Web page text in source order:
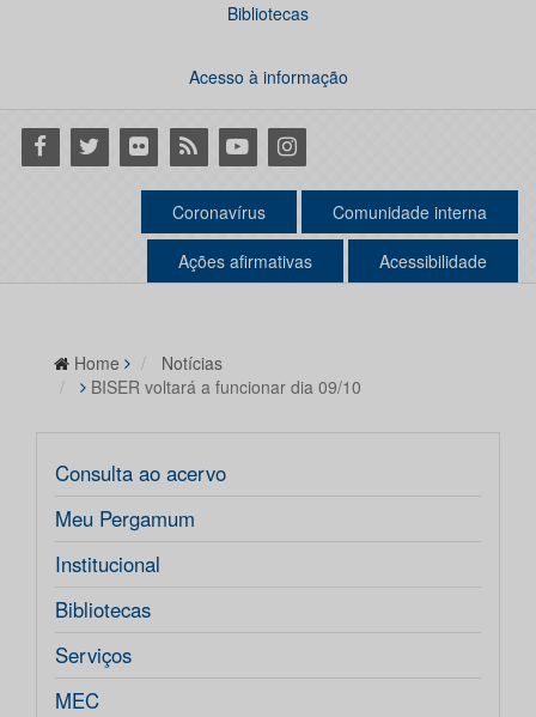
Bibliotecas
Acesso à informação
Facebook
Twitter Flickr RSS YoutubeInstagram
Coronavírus Comunidade interna
Ações afirmativas Acessibilidade
Home
Notícias
BISER voltará a funcionar dia 09/10
Consulta ao acervo
Meu Pergamum
Institucional
Bibliotecas
Serviços
MEC